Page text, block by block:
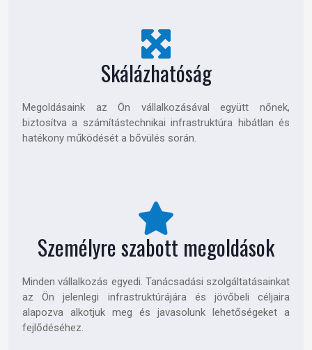
Skálázhatóság
Megoldásaink az Ön vállalkozásával együtt nőnek,
biztosítva a számítástechnikai infrastruktúra hibátlan és
hatékony működését a bővülés során.
Személyre szabott megoldások
Minden vállalkozás egyedi. Tanácsadási szolgáltatásainkat
az Ön jelenlegi infrastruktúrájára és jövőbeli céljaira
alapozva alkotjuk meg és javasolunk lehetőségeket a
fejlődéséhez.